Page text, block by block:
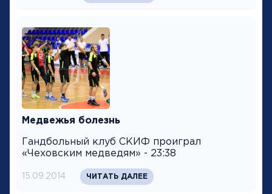
Медвежья болезнь
Гандбольный клуб СКИФ проиграл
«Чеховским медведям» - 23:38
15.09.2014 ЧИТАТЬ ДАЛЕЕ